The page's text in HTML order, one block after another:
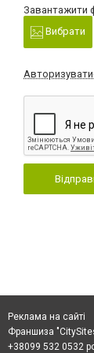
Завантажити
Вибрати
Реклама на сайті
Франшиза
+38099 532 0532